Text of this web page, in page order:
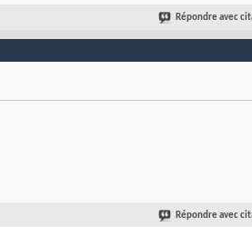
Répondre avec
Répondre avec